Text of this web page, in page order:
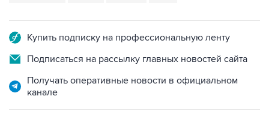
Купить подписку на профессиональную ленту
Подписаться на рассылку главных новостей сайта
Получать оперативные новости в официальном
канале